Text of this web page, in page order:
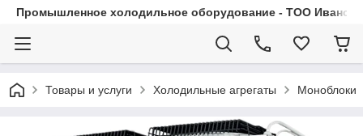
Промышленное холодильное оборудование - ТОО
Товары и услуги Холодильные агрегаты Моноблоки